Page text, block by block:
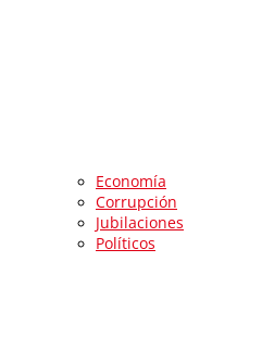
Economía
Corrupción
Jubilaciones
Políticos